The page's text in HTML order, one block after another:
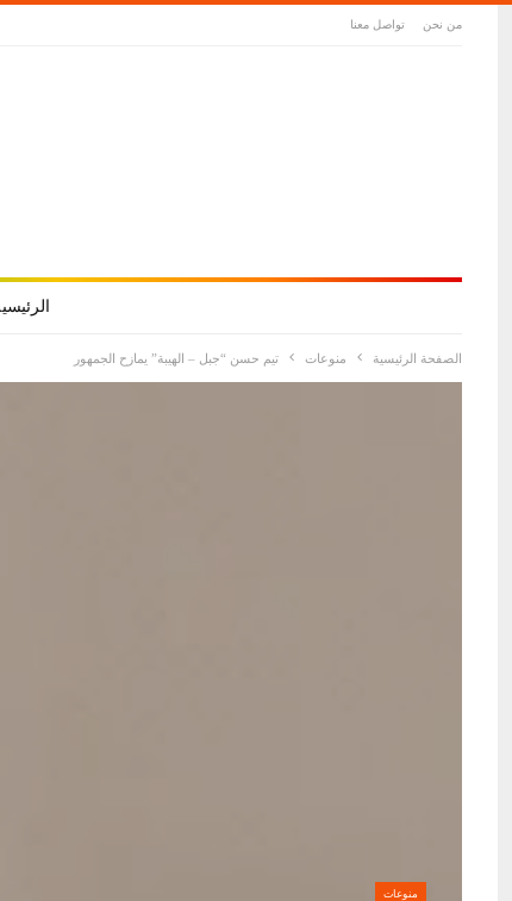
من نحن تواصل معنا
الصفحة الرئيسية منوعات تيم حسن “جبل – الهيبة” يمازح الجمهور
منوعات